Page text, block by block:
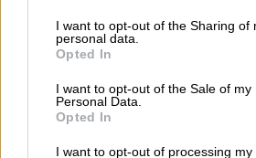
not limited to your visit or usage
grant or deny consent to Google and
use your data for below specified
consent section.
I want to opt-out of the Sharing of
personal data.
Opted In
I want to opt-out of the Sale of my
Personal Data.
Opted In
I want to opt-out of processing my
Στη Γραμμή 6 του τραμ
Σύνταγμα» θα έχουν
– Φιξ – Πικροδάφνη) από
λειτουργίας και μέχρι το
παρελάσεων.